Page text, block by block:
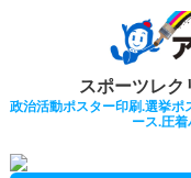
スポーツレ
政治活動ポスター印刷.選挙
ース.圧